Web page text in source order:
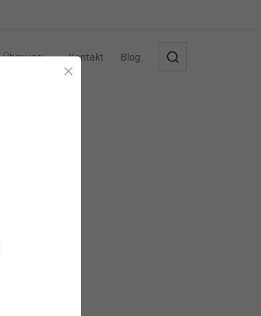
Über uns Kontakt Blog